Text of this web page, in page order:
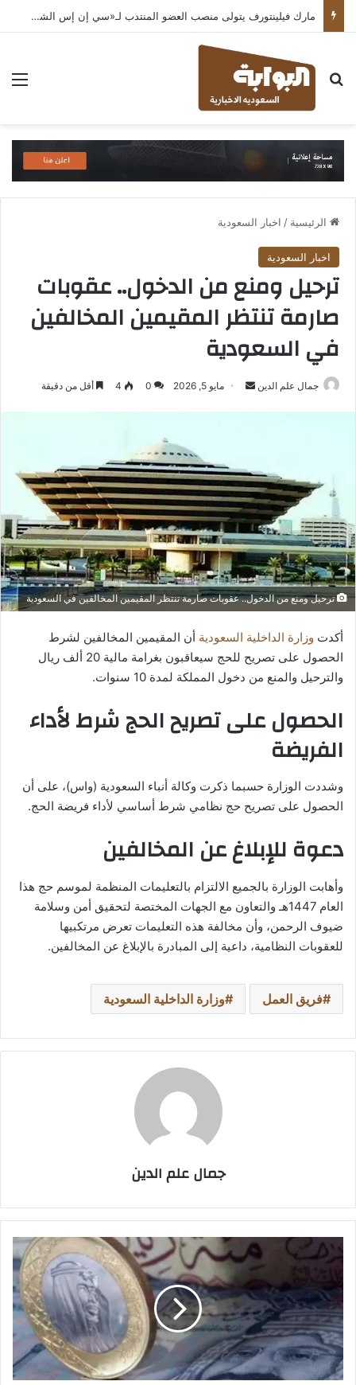
مارك فيلينتورف يتولى منصب العضو المنتدب لـ«سي إن إس الشرق الأوسط» ويشرف على شركات قطاع التكنولوجيا ضمن مجموعة غباش
بحث عن
الرئيسية / اخبار السعودية
اخبار السعودية
ترحيل ومنع من الدخول.. عقوبات
صارمة تنتظر المقيمين المخالفين
في السعودية
جمال علم الدين
أرسل مايو 5, 2026 0
4 أقل من دقيقة
ترحيل ومنع من الدخول.. عقوبات صارمة تنتظر المقيمين المخالفين في السعودية
أكدت وزارة الداخلية السعودية أن المقيمين المخالفين لشرط
الحصول على تصريح للحج سيعاقبون بغرامة مالية 20 ألف ريال
والترحيل والمنع من دخول المملكة لمدة 10 سنوات.
الحصول على تصريح الحج شرط لأداء
الفريضة
وشددت الوزارة حسبما ذكرت وكالة أنباء السعودية (واس)، على أن
الحصول على تصريح حج نظامي شرط أساسي لأداء فريضة الحج.
دعوة للإبلاغ عن المخالفين
وأهابت الوزارة بالجميع الالتزام بالتعليمات المنظمة لموسم حج هذا
العام 1447هـ والتعاون مع الجهات المختصة لتحقيق أمن وسلامة
ضيوف الرحمن، وأن مخالفة هذه التعليمات تعرض مرتكبيها
للعقوبات النظامية، داعية إلى المبادرة بالإبلاغ عن المخالفين.
فريق العمل وزارة الداخلية السعودية
جمال علم الدين
سعر
الريال
السعودي
اليوم
الثلاثاء
5
مايو
2026
مقابل